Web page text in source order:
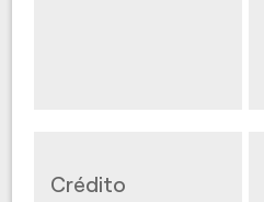
Crédito